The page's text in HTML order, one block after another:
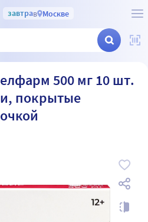
завтрав Москве
500 мг 10 шт.
покрытые